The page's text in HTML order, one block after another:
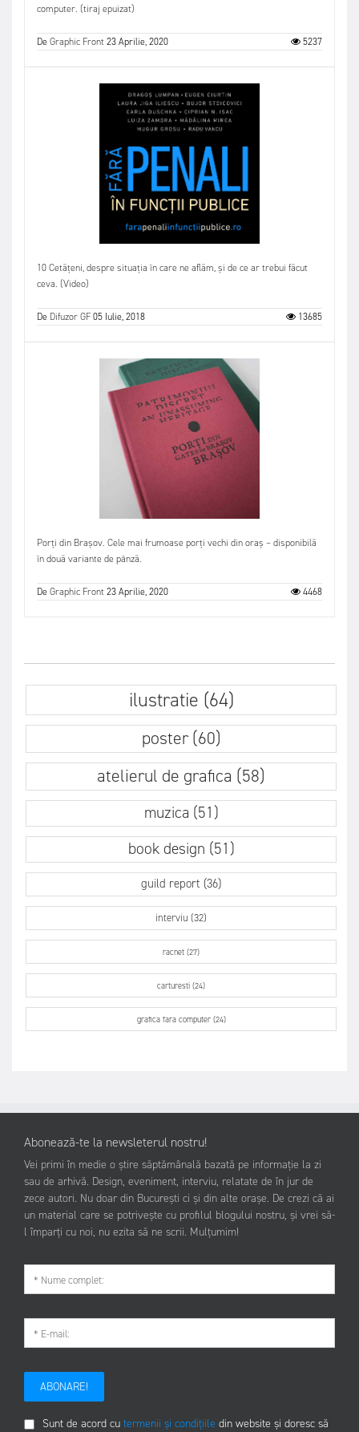
computer. (tiraj epuizat)
DeGraphic Front23 Aprilie, 2020 5237
10 Cetățeni, despre situația în care ne aflăm, și de ce ar trebui făcut
ceva. (Video)
De Difuzor GF05 Iulie, 2018 13685
Porți din Brașov. Cele mai frumoase porți vechi din oraș – disponibilă
în două variante de pânză.
DeGraphic Front23 Aprilie, 2020 4468
ilustratie (64)
poster (60)
atelierul de grafica (58)
muzica (51)
book design (51)
guild report (36)
interviu (32)
racnet (27)
carturesti (24)
grafica fara computer (24)
Abonează-te la newsleterul nostru!
Vei primi în medie o știre săptămânală bazată pe informație la zi
sau de arhivă. Design, eveniment, interviu, relatate de în jur de
zece autori. Nu doar din București ci și din alte orașe. De crezi că ai
un material care se potrivește cu profilul blogului nostru, și vrei să-
l împarți cu noi, nu ezita să ne scrii. Mulțumim!
ABONARE!
Sunt de acord cu termenii și condițiile din website și doresc să